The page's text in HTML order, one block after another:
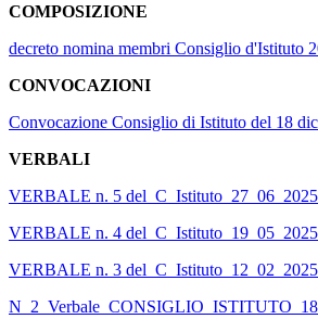
COMPOSIZIONE
decreto nomina membri Consiglio d'Istituto
CONVOCAZIONI
Convocazione Consiglio di Istituto del 18
VERBALI
VERBALE n. 5
VERBALE n. 4
VERBALE n. 3